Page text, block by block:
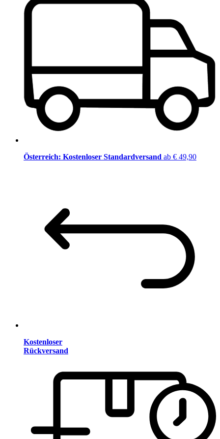
Österreich: Kostenloser Standardversand ab € 49,90
Kostenloser
Rückversand